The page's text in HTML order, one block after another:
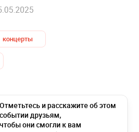
концерты
Отметьтесь и расскажите об этом
событии друзьям,
чтобы они смогли к вам